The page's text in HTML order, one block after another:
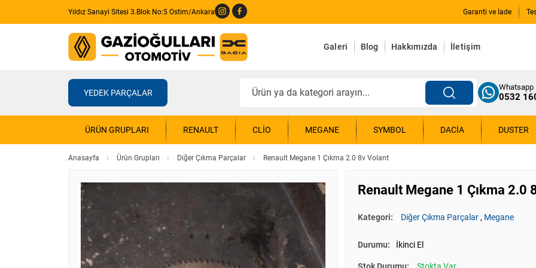
Yıldız Sanayi Sitesi 3.Blok No:5 Ostim/Ankara Garanti ve İade
Galeri Blog Hakkımızda İletişim
YEDEK PARÇALAR
Whatsapp
0532
ÜRÜN GRUPLARI RENAULT CLIO MEGANE SYMBOL DACIA DUSTER
Anasayfa Ürün Grupları Diğer Çıkma Parçalar Renault Megane 1 Çıkma 2.0 8v Volant
Renault Megane 1 Çıkma 2.0
Kategori: Diğer Çıkma Parçalar, Megane
Durumu: İkinci El